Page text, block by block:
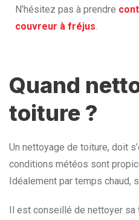
N’hésitez pas à prendre
couvreur à fréjus.
Quand
toiture ?
Un nettoyage de toiture, doit
conditions météos sont
Idéalement par temps chaud,
Il est conseillé de nettoyer sa